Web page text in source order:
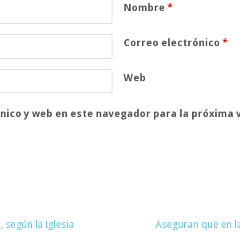
Nombre *
Correo electrónico *
Web
y web en este navegador para la próxima
la Iglesia
Aseguran que en